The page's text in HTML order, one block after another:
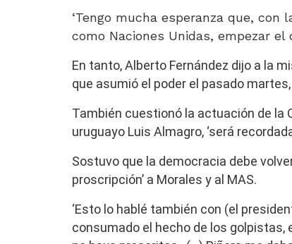
‘Tengo mucha esperanza que,
como Naciones Unidas, empezar el
En tanto, Alberto Fernández dijo a la
que asumió el poder el pasado
También cuestionó la actuación de la
uruguayo Luis Almagro, ‘será
Sostuvo que la democracia debe
proscripción’ a Morales y al MAS.
‘Esto lo hablé también con (el
consumado el hecho de los